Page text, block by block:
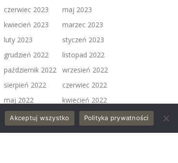
czerwiec 2023
maj 2023
kwiecień 2023
marzec 2023
luty 2023
styczeń 2023
grudzień 2022
listopad 2022
październik 2022
wrzesień 2022
sierpień 2022
czerwiec 2022
maj 2022
kwiecień 2022
marzec 2022
luty 2022
Akceptuj wszystko Polityka prywatności